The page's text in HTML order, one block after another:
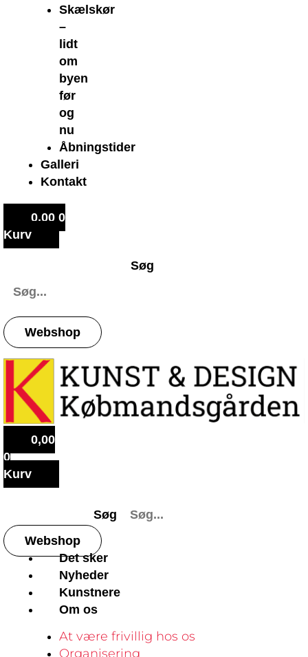
Skælskør
–
lidt
om
byen
før
og
nu
Åbningstider
Galleri
Kontakt
0,00 0
Kurv
Søg
Webshop
0,00
0
Kurv
Søg
Webshop
Det sker
Nyheder
Kunstnere
Om os
At være frivillig hos os
Organisering